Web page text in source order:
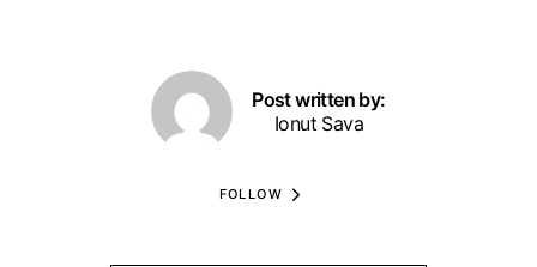
Post written by:
Ionut Sava
FOLLOW